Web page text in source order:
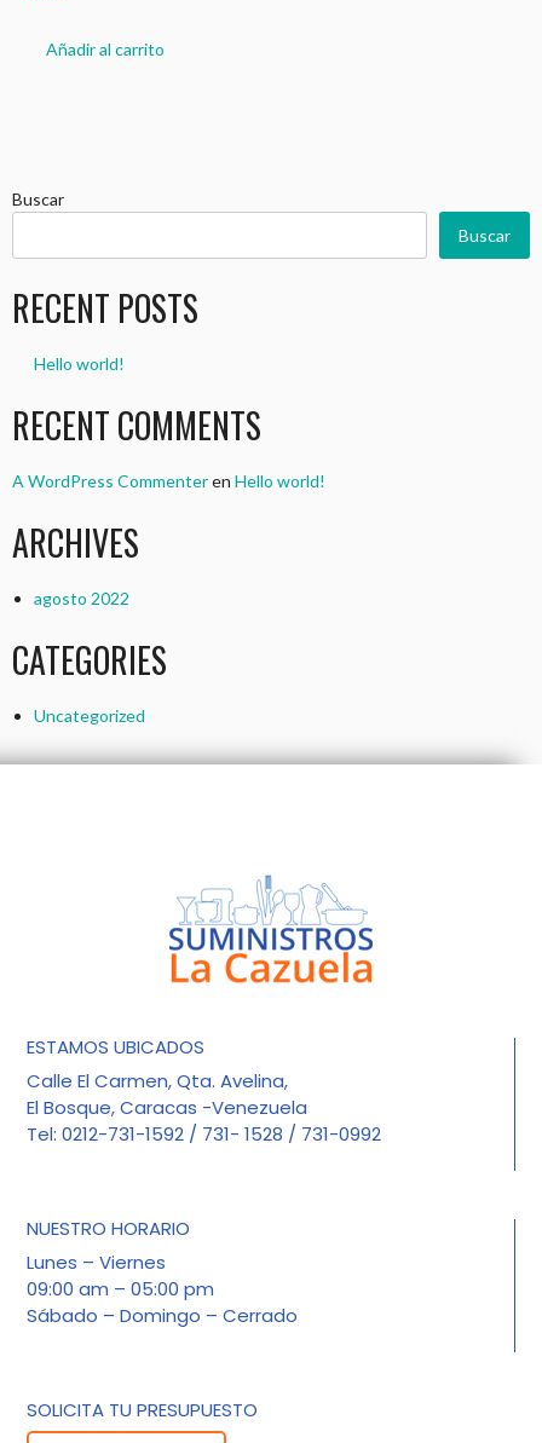
Añadir al carrito
Buscar
Buscar
RECENT POSTS
Hello world!
RECENT COMMENTS
A WordPress Commenteren Hello world!
ARCHIVES
agosto 2022
CATEGORIES
Uncategorized
ESTAMOS UBICADOS
Calle El Carmen, Qta. Avelina,
El Bosque, Caracas -Venezuela
Tel: 0212-731-1592 / 731- 1528 / 731-0992
NUESTRO HORARIO
Lunes – Viernes
09:00 am – 05:00 pm
Sábado – Domingo – Cerrado
SOLICITA TU PRESUPUESTO